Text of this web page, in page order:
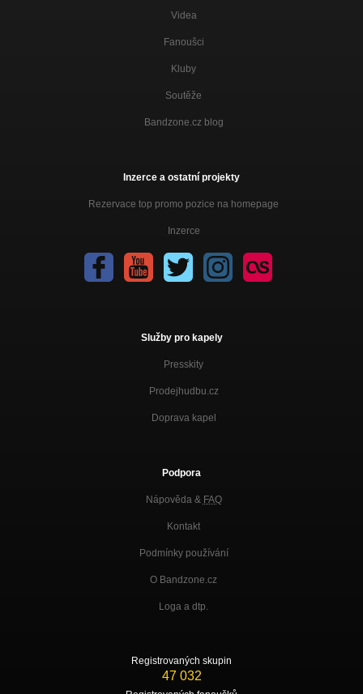
Videa
Fanoušci
Kluby
Soutěže
Bandzone.cz blog
Inzerce a ostatní projekty
Rezervace top promo pozice na homepage
Inzerce
Služby pro kapely
Presskity
Prodejhudbu.cz
Doprava kapel
Podpora
Nápověda & FAQ
Kontakt
Podmínky používání
O Bandzone.cz
Loga a dtp.
Registrovaných skupin
47 032